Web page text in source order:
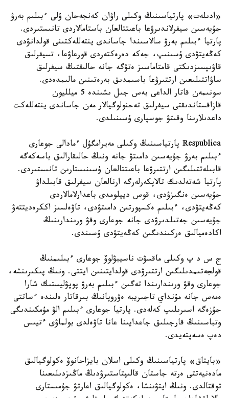
«ادىلەت» پارتياسىنىڭ وكىلى راۋان كەنجەحان ۇلى ءبىلىم بەرۋ
جۇيەسىن سيفرلاندىرۋعا باعىتتالعان باستامالاردى تانىستىردى.
پارتيا ءبىلىم بەرۋ سالاسىندا جاساندى ينتەللەكتىنى قولدانۋدى
كەڭەيتۋدى ۇسىنىپ، جەكە دەرەكتەردى قورعاۋعا، تسيفرلىق
قاۋىپسىزدىكتى قامتاماسىز ەتۋگە جانە حالىقتىڭ سيفرلىق
ساۋاتتىلىعىن ارتتىرۋعا باسىمدىق بەرەتىنىن مالىمدەدى.
سونىمەن قاتار الداعى بەس جىل ىشىندە 5 ميلليون
قازاقستاندىقتى سيفرلىق تەحنولوگيالار مەن جاساندى ينتەللەكت
داعدىلارىنا وقىتۋ جوسپارى ۇسىنىلدى.
Respublica پارتياسىنىڭ وكىلى مەيرامگۇل ءمادالى جوعارى
ءبىلىم بەرۋ جۇيەسىن دامىتۋ جانە ونىڭ حالىقارالىق باسەكەگە
قابىلەتتىلىگىن ارتتىرۋعا باعىتتالعان ۇسىنىستارىن تانىستىردى.
پارتيا شەتەلدىك تالاپكەرلەرگە ارنالعان سيفرلىق قابىلداۋ
جۇيەسىن ەنگىزۋدى، قوس ديپلومدى باعدارلامالاردى
كەڭەيتۋدى، ءبىلىم ەكسپورتىن دامىتۋدى، تاۋەلسىز اككرەديتتەۋ
جۇيەسىن جەتىلدىرۋدى جانە جوعارى وقۋ ورىندارىنىڭ
اكادەميالىق ەركىندىگىن كەڭەيتۋدى ۇسىندى.
ج س د پ وكىلى ماقسۋت ناسيبۋلوۆ جوعارى ءبىلىمنىڭ
قولجەتىمدىلىگىن ارتتىرۋدى قولدايتىنىن ايتتى. ونىڭ پىكىرىنشە،
جوعارى وقۋ ورىندارىندا تەگىن ءبىلىم بەرۋ پوپۋليستىك شارا
ەمەس جانە مۇنداي تاجىريبە ەۋروپانىڭ بىرقاتار ەلىندە ءساتتى
جۇزەگە اسىرىلىپ كەلەدى. پارتيا جوعارى ءبىلىم الۋ مۇمكىندىگى
وتباسىنىڭ قارجىلىق جاعدايىنا عانا تاۋەلدى بولماۋى ءتيىس
دەپ ەسەپتەيدى.
«بايتاق» پارتياسىنىڭ وكىلى اسلان بايزاحانوۆ ەكولوگيالىق
مادەنيەتتى ەرتە جاستان قالىپتاستىرۋدىڭ ماڭىزدىلىعىنا
توقتالدى. ونىڭ ايتۋىنشا، ەكولوگيالىق اعارتۋ جۇمىستارى